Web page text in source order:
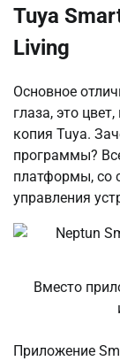
Tuya
Living
Основное
глаза, это
копия Tuya.
программы?
платформы, со
управления
Вместо
Приложение